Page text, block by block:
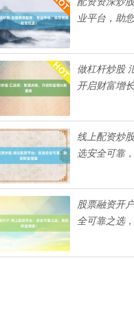
业平台，助
做杠杆炒股
开启财富增
线上配资炒
选安全可靠
股票融资开
全可靠之选